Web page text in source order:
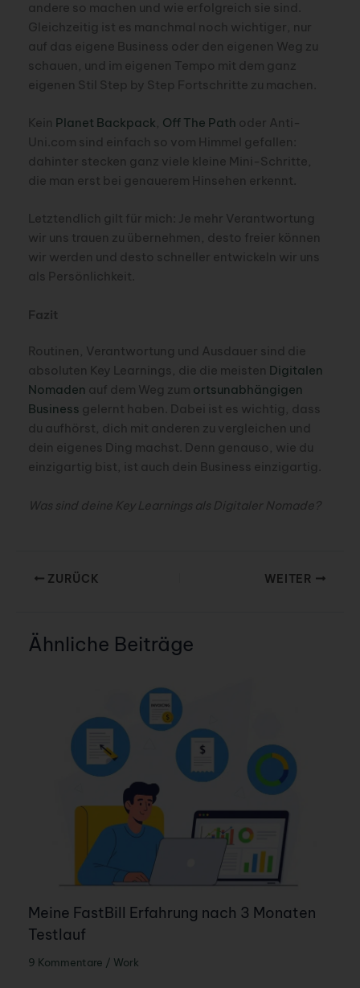
andere so machen und wie erfolgreich sie sind.
Gleichzeitig ist es manchmal noch wichtiger, nur
auf das eigene Business oder den eigenen Weg zu
schauen, und im eigenen Tempo mit dem ganz
eigenen Stil Step by Step Fortschritte zu machen.
Kein Planet Backpack, Off The Path oder Anti-
Uni.com sind einfach so vom Himmel gefallen:
dahinter stecken ganz viele kleine Mini-Schritte,
die man erst bei genauerem Hinsehen erkennt.
Letztendlich gilt für mich: Je mehr Verantwortung
wir uns trauen zu übernehmen, desto freier können
wir werden und desto schneller entwickeln wir uns
als Persönlichkeit.
Fazit
Routinen, Verantwortung und Ausdauer sind die
absoluten Key Learnings, die die meisten Digitalen
Nomaden auf dem Weg zum ortsunabhängigen
Business gelernt haben. Dabei ist es wichtig, dass
du aufhörst, dich mit anderen zu vergleichen und
dein eigenes Ding machst. Denn genauso, wie du
einzigartig bist, ist auch dein Business einzigartig.
Was sind deine Key Learnings als Digitaler Nomade?
ZURÜCK WEITER
Ähnliche Beiträge
Meine FastBill Erfahrung nach 3 Monaten
Testlauf
9 Kommentare / Work